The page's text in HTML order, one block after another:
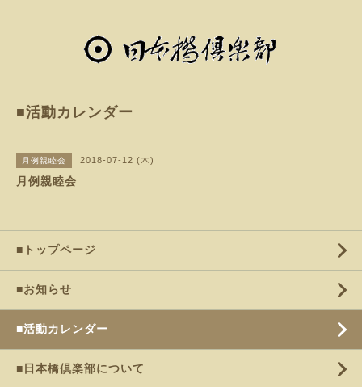
■活動カレンダー
月例親睦会 2018-07-12 (木)
月例親睦会
■トップページ
■お知らせ
■活動カレンダー
■日本橋倶楽部について